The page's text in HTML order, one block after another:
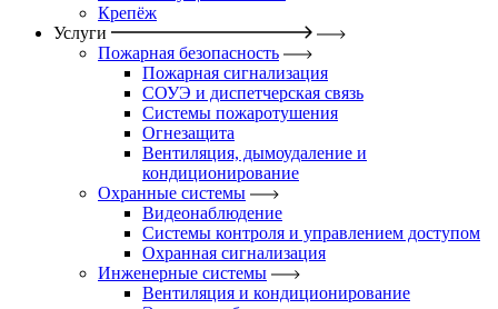
Крепёж
Услуги
Пожарная безопасность
Пожарная сигнализация
СОУЭ и диспетчерская связь
Системы пожаротушения
Огнезащита
Вентиляция, дымоудаление и
кондиционирование
Охранные системы
Видеонаблюдение
Системы контроля и управлением доступом
Охранная сигнализация
Инженерные системы
Вентиляция и кондиционирование